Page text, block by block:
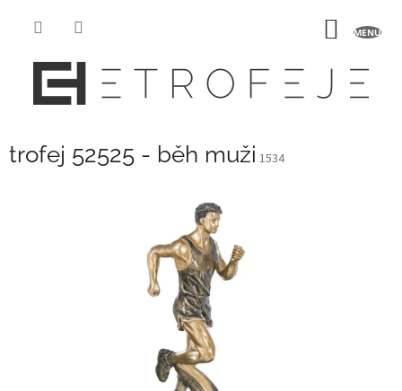
trofej 52525 - běh muži 1534